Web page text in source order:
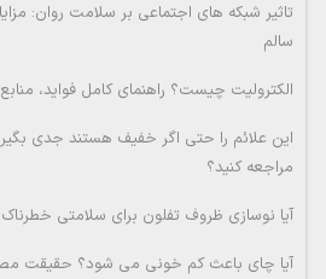
تاثیر شبکه های اجتماعی بر سلامت روان:
سالم
الکترولیت چیست؟ راهنمای کامل فواید،
این علائم را حتی اگر خفیف هستند جدی
مراجعه کنید؟
آیا نوسازی ظروف تفلون برای سلامتی
آیا چای باعث کم خونی می شود؟ حقیقت